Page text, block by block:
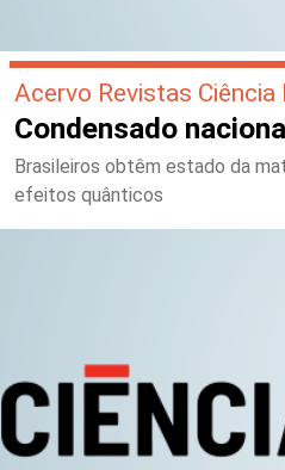
Acervo Revistas Ciência
Condensado
Brasileiros obtêm estado da
efeitos quânticos